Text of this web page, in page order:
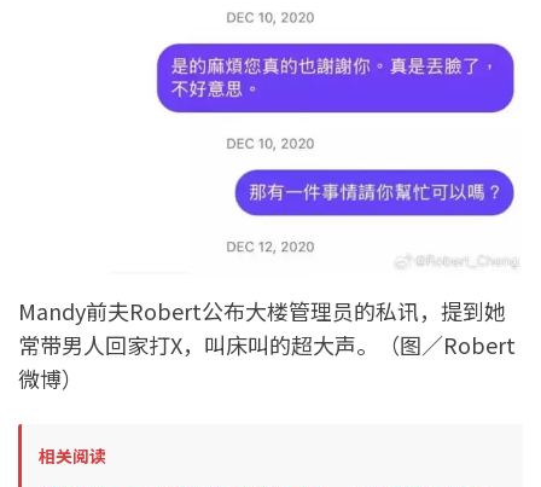
Mandy前夫Robert公布大楼管理员的私讯，提到她
常带男人回家打X，叫床叫的超大声。（图／Robert
微博）
相关阅读